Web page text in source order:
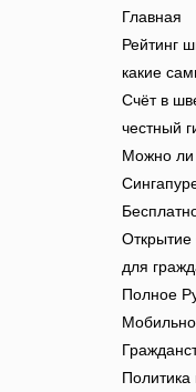
Главная
Рейтинг
какие
Счёт в
честный
Можно ли
Открытие
для
Полное